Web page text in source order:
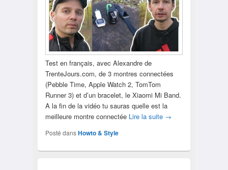
Test en français, avec Alexandre de
TrenteJours.com, de 3 montres connectées
(Pebble Time, Apple Watch 2, TomTom
Runner 3) et d’un bracelet, le Xiaomi Mi Band.
A la fin de la vidéo tu sauras quelle est la
meilleure montre connectée Lire la suite →
Posté dansHowto & Style